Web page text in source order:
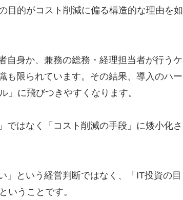
目的がコスト削減に偏る構造的な理由を如
自身か、兼務の総務・経理担当者が行うケ
も限られています。その結果、導入のハー
」に飛びつきやすくなります。
ではなく「コスト削減の手段」に矮小化さ
」という経営判断ではなく、「IT投資の目
いうことです。